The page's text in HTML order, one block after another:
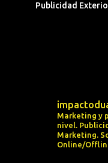
Publicidad
Marketing y
nivel.
Marketing.
Online/